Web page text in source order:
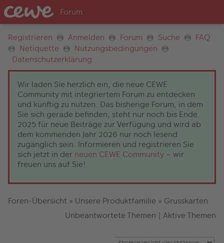
Registrieren Anmelden Forum Suche
FAQ
Netiquette
Nutzungsbedingungen
Datenschutzerklärung
Wir laden Sie herzlich ein, die neue CEWE
Community mit integriertem Forum zu entdecken
und künftig zu nutzen. Das bisherige Forum, in dem
Sie sich gerade befinden, steht nur noch bis Ende
2025 für neue Beiträge zur Verfügung und wird ab
dem kommenden Jahr 2026 nur noch lesend
zugänglich sein. Informieren und registrieren Sie
sich jetzt in der neuen CEWE Community – wir
freuen uns auf Sie!
Foren-Übersicht » Unsere Produktfamilie » Grusskarten
Unbeantwortete Themen | Aktive Themen